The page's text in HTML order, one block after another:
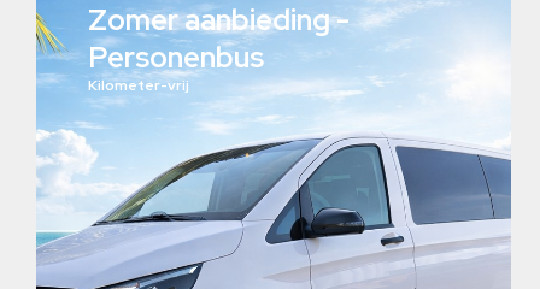
Zomer aanbieding -
Personenbus
Kilometer-vrij